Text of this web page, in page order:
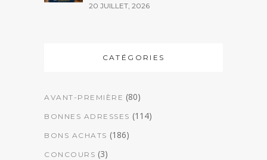
20 JUILLET, 2026
CATÉGORIES
AVANT-PREMIÈRE (80)
BONNES ADRESSES (114)
BONS ACHATS (186)
CONCOURS (3)